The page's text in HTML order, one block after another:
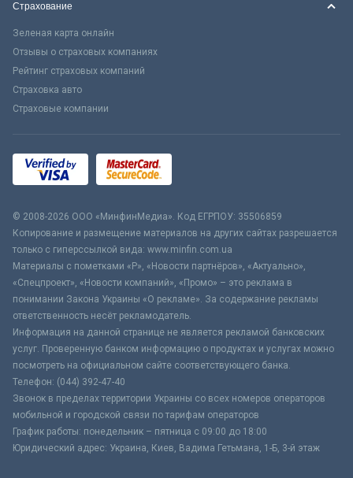
Страхование
Зеленая карта онлайн
Отзывы о страховых компаниях
Рейтинг страховых компаний
Страховка авто
Страховые компании
© 2008-2026 ООО «МинфинМедиа». Код ЕГРПОУ: 35506859
Копирование и размещение материалов на других сайтах разрешается
только с гиперссылкой вида: www.minfin.com.ua
Материалы с пометками «Р», «Новости партнёров», «Актуально»,
«Спецпроект», «Новости компаний», «Промо» – это реклама в
понимании Закона Украины «О рекламе». За содержание рекламы
ответственность несёт рекламодатель.
Информация на данной странице не является рекламой банковских
услуг. Проверенную банком информацию о продуктах и услугах можно
посмотреть на официальном сайте соответствующего банка.
Телефон: (044) 392-47-40
Звонок в пределах территории Украины со всех номеров операторов
мобильной и городской связи по тарифам операторов
График работы: понедельник – пятница с 09:00 до 18:00
Юридический адрес: Украина, Киев, Вадима Гетьмана, 1-Б, 3-й этаж